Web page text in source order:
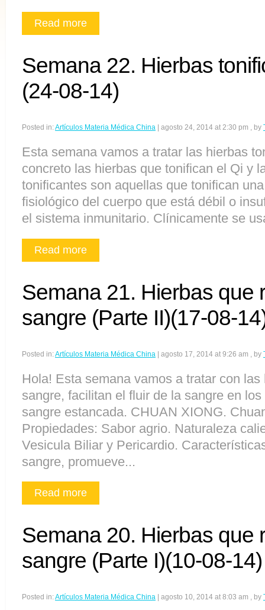
Read more
Semana 22. Hierbas
(24-08-14)
Posted in:Artículos Materia Médica China agosto 24, 2014 at 2:30 pm , by
Esta semana vamos a tratar las hierbas
concreto las hierbas que tonifican el Qi y
tonificantes son aquellas que tonifican
fisiológico del cuerpo que está débil o
el sistema inmunitario. Clínicamente se
Read more
Semana 21. Hierbas que
sangre (Parte II)(17-08-
Posted in:Artículos Materia Médica China | agosto 17, 2014 at 9:26 am , by
Hola! Esta semana vamos a tratar con
sangre, facilitan el fluir de la sangre en
sangre estancada. CHUAN XIONG.
Propiedades: Sabor agrio. Naturaleza
Vesicula Biliar y Pericardio.
sangre, promueve...
Read more
Semana 20. Hierbas que
sangre (Parte I)(10-08-14)
Posted in:Artículos Materia Médica China agosto 10, 2014 at 8:03 am , by